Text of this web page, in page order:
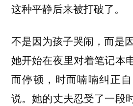
这种平静后来被打破了。
不是因为孩子哭闹，而是
她开始在夜里对着笔记本
而停顿，时而喃喃纠正
说。她的丈夫忍受了一段